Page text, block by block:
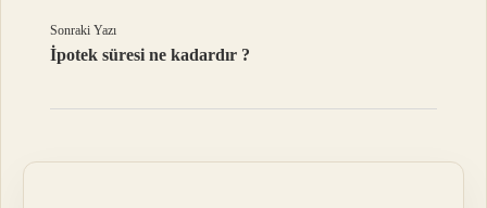
Sonraki Yazı
İpotek süresi ne kadardır ?